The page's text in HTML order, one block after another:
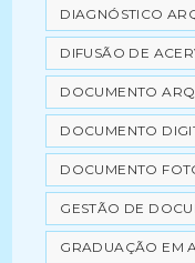
DIAGNÓSTICO
DIFUSÃO DE
DOCUMENTO
DOCUMENTO
DOCUMENTO
GESTÃO DE
GRADUAÇÃO EM